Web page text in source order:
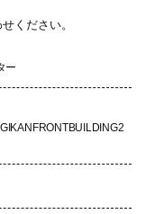
だきます。
ください。
ー